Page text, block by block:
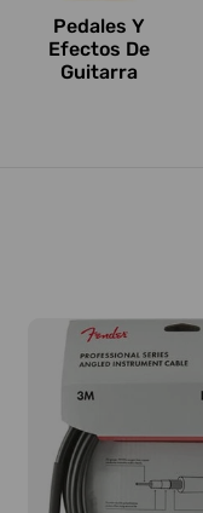
Pedales Y
Efectos De
Guitarra